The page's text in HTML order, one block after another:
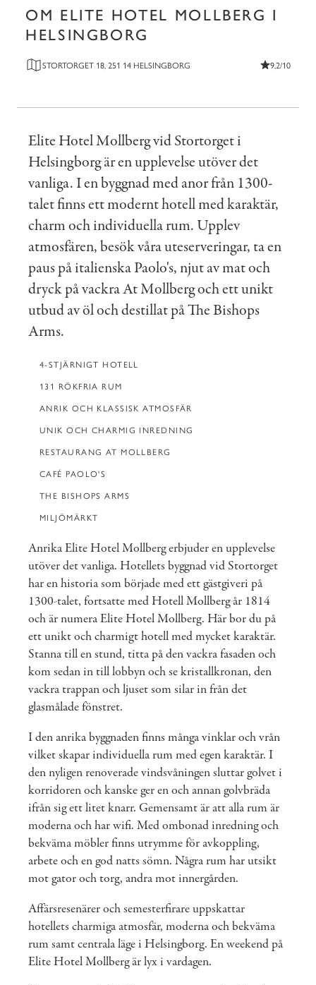
OM ELITE HOTEL MOLLBERG I
HELSINGBORG
STORTORGET 18, 251 14 HELSINGBORG 9,2/10
Elite Hotel Mollberg vid Stortorget i
Helsingborg är en upplevelse utöver det
vanliga. I en byggnad med anor från 1300-
talet finns ett modernt hotell med karaktär,
charm och individuella rum. Upplev
atmosfären, besök våra uteserveringar, ta en
paus på italienska Paolo's, njut av mat och
dryck på vackra At Mollberg och ett unikt
utbud av öl och destillat på The Bishops
Arms.
4-STJÄRNIGT HOTELL
131 RÖKFRIA RUM
ANRIK OCH KLASSISK ATMOSFÄR
UNIK OCH CHARMIG INREDNING
RESTAURANG AT MOLLBERG
CAFÉ PAOLO'S
THE BISHOPS ARMS
MILJÖMÄRKT
Anrika Elite Hotel Mollberg erbjuder en upplevelse
utöver det vanliga. Hotellets byggnad vid Stortorget
har en historia som började med ett gästgiveri på
1300-talet, fortsatte med Hotell Mollberg år 1814
och är numera Elite Hotel Mollberg. Här bor du på
ett unikt och charmigt hotell med mycket karaktär.
Stanna till en stund, titta på den vackra fasaden och
kom sedan in till lobbyn och se kristallkronan, den
vackra trappan och ljuset som silar in från det
glasmålade fönstret.
I den anrika byggnaden finns många vinklar och vrån
vilket skapar individuella rum med egen karaktär. I
den nyligen renoverade vindsvåningen sluttar golvet i
korridoren och kanske ger en och annan golvbräda
ifrån sig ett litet knarr. Gemensamt är att alla rum är
moderna och har wifi. Med ombonad inredning och
bekväma möbler finns utrymme för avkoppling,
arbete och en god natts sömn. Några rum har utsikt
mot gator och torg, andra mot innergården.
Affärsresenärer och semesterfirare uppskattar
hotellets charmiga atmosfär, moderna och bekväma
rum samt centrala läge i Helsingborg. En weekend på
Elite Hotel Mollberg är lyx i vardagen.